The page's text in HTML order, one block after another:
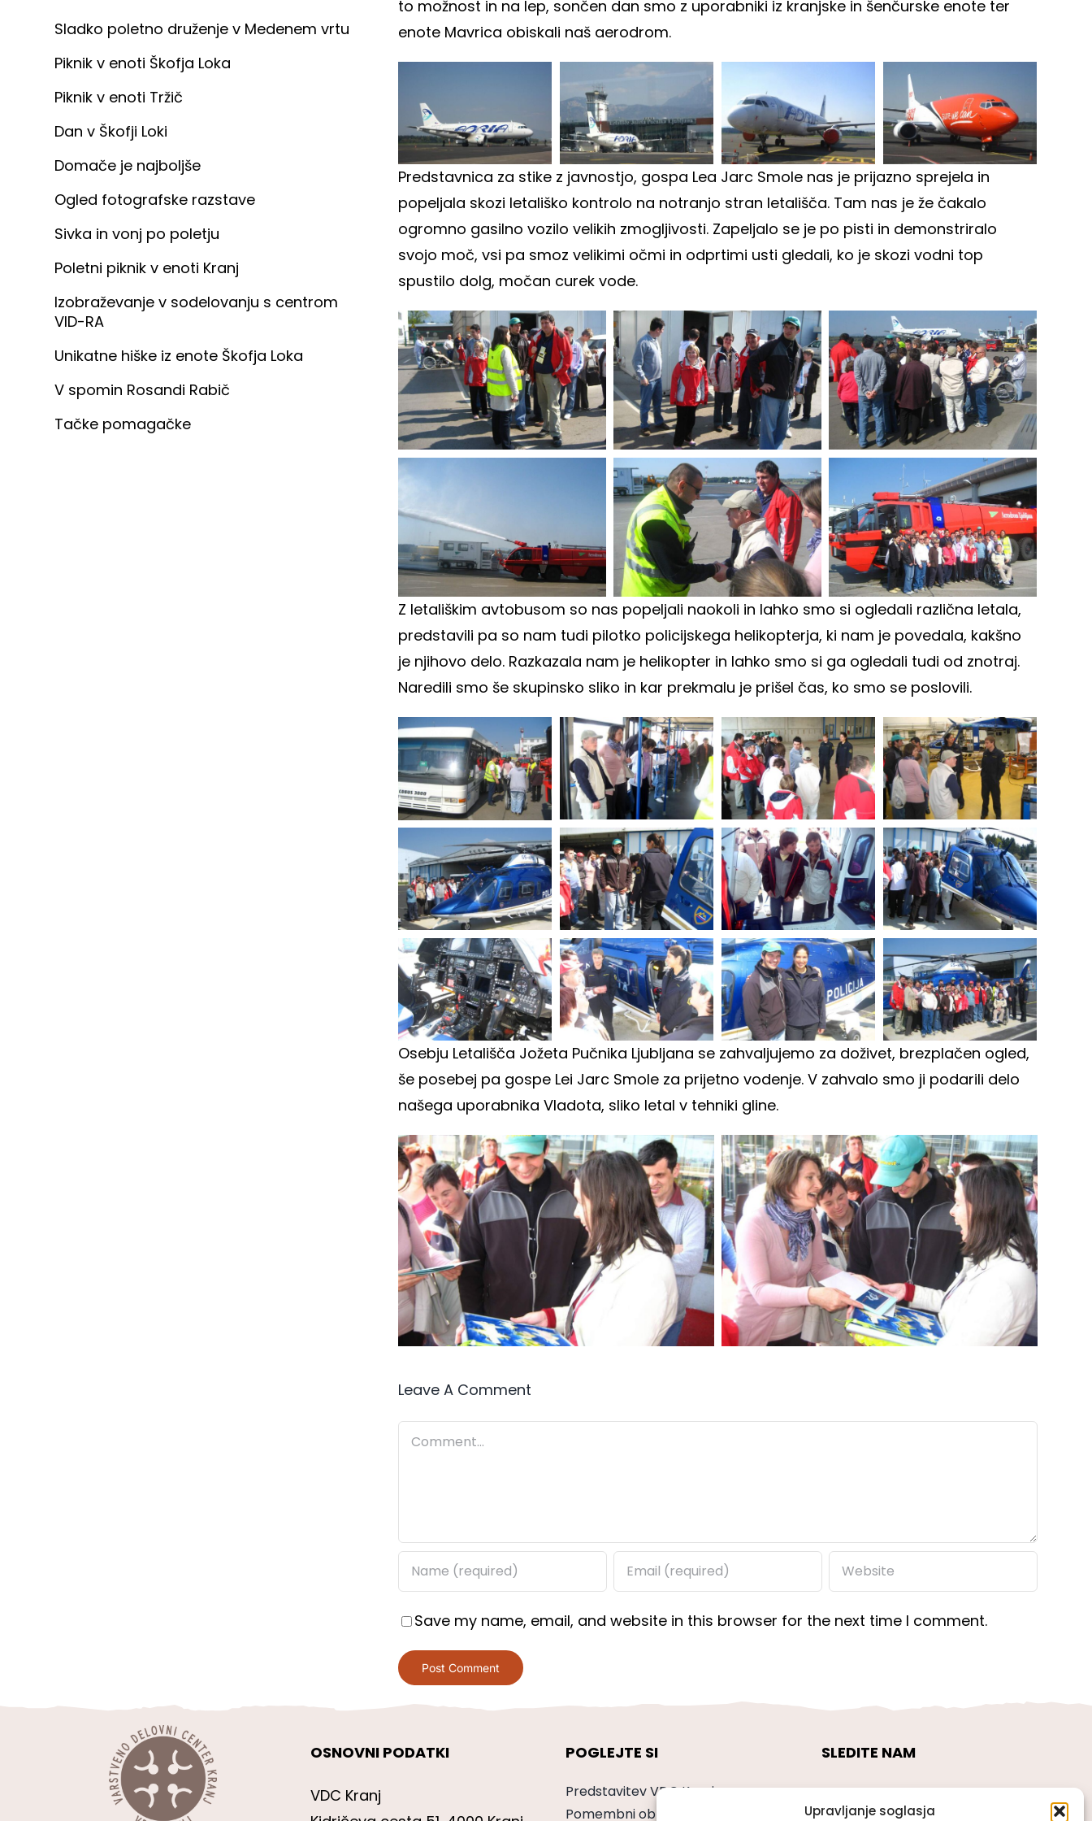
Upravljanje soglasja
Sladko poletno druženje v Medenem vrtu
Piknik v enoti Škofja Loka
Piknik v enoti Tržič
Dan v Škofji Loki
Domače je najboljše
Ogled fotografske razstave
Sivka in vonj po poletju
Poletni piknik v enoti Kranj
Izobraževanje v sodelovanju s centrom
VID-RA
Unikatne hiške iz enote Škofja Loka
V spomin Rosandi Rabič
Tačke pomagačke
to možnost in na lep, sončen dan smo z uporabniki iz kranjske in šenčurske enote ter
enote Mavrica obiskali naš aerodrom.
Predstavnica za stike z javnostjo, gospa Lea Jarc Smole nas je prijazno sprejela in
popeljala skozi letališko kontrolo na notranjo stran letališča. Tam nas je že čakalo
ogromno gasilno vozilo velikih zmogljivosti. Zapeljalo se je po pisti in demonstriralo
svojo moč, vsi pa smoz velikimi očmi in odprtimi usti gledali, ko je skozi vodni top
spustilo dolg, močan curek vode.
Z letališkim avtobusom so nas popeljali naokoli in lahko smo si ogledali različna letala,
predstavili pa so nam tudi pilotko policijskega helikopterja, ki nam je povedala, kakšno
je njihovo delo. Razkazala nam je helikopter in lahko smo si ga ogledali tudi od znotraj.
Naredili smo še skupinsko sliko in kar prekmalu je prišel čas, ko smo se poslovili.
Osebju Letališča Jožeta Pučnika Ljubljana se zahvaljujemo za doživet, brezplačen ogled,
še posebej pa gospe Lei Jarc Smole za prijetno vodenje. V zahvalo smo ji podarili delo
našega uporabnika Vladota, sliko letal v tehniki gline.
Leave A Comment
Comment
Save my name, email, and website in this browser for the next time I comment.
OSNOVNI PODATKI
VDC Kranj
POGLEJTE SI
Predstavitev VDC Kranj
Pomembni obrazci
SLEDITE NAM